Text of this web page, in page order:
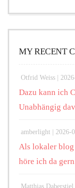
MY RECENT
Otfrid Weiss |
Dazu kann ich
Unabhängig
amberlight | 2026-
Als lokaler blog
höre ich da
Matthias Daberstiel |